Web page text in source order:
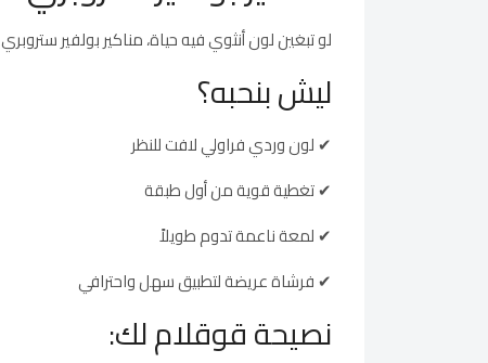
لو تبغين لون أنثوي فيه حياة، مناكير بولفير ستروبري 628 هو الخيار اللي يدلع أظافرك! بدرجة وردي فراولي منعشة، يضفي على إطلالتك طابع جذّاب ومرح.
ليش بنحبه؟
✔ لون وردي فراولي لافت للنظر
✔ تغطية قوية من أول طبقة
✔ لمعة ناعمة تدوم طويلاً
✔ فرشاة عريضة لتطبيق سهل واحترافي
نصيحة قوقلام لك: